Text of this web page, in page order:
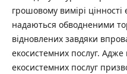
грошовому вимірі цінності
надаються обводненими
відновлених завдяки
екосистемних послуг. Адже
екосистемних послуг